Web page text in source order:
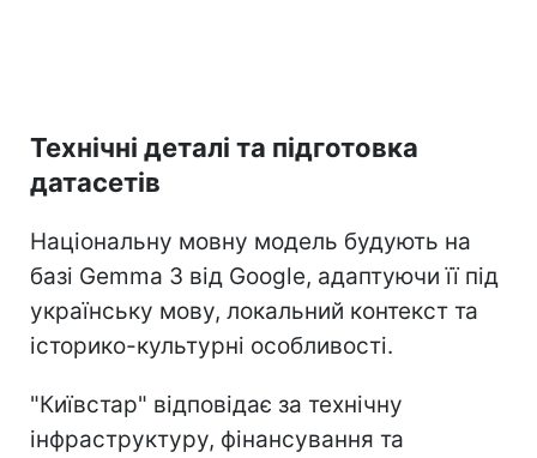
Технічні деталі та підготовка
датасетів
Національну мовну модель будують на
базі Gemma 3 від Google, адаптуючи її під
українську мову, локальний контекст та
історико-культурні особливості.
"Київстар" відповідає за технічну
інфраструктуру, фінансування та